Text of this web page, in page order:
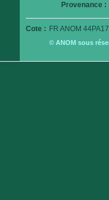
Provenance :
Cote : FR ANOM
© ANOM sous